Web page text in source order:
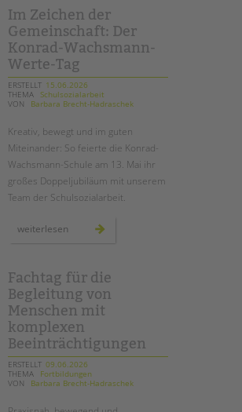
Seminarkalender
Seminarräume
STADTTEILARBEIT
PROFIL | LEITBILD
Kinder- und Jugendschutz
Unsere Videos
Gesellschafter VdK
schoolcoach BTL
Stellenangebote
tandem als Arbeitgeberin
NEWS/BLOG
unkuerzbar
Briefe an Kai
unser
tandem
btl
sommerfest
2026!
Im Zeichen der
Gemeinschaft: Der
Konrad-Wachsmann-
Werte-Tag
ERSTELLT 15.06.2026
THEMA Schulsozialarbeit
VON
Barbara Brecht-Hadraschek
Kreativ, bewegt und im guten
Miteinander: So feierte die Konrad-
Wachsmann-Schule am 13. Mai ihr
großes Doppeljubiläum mit unserem
Team der Schulsozialarbeit.
weiterlesen
zeichen
konrad-
wachsmann-
werte-
tag
Fachtag für die
Begleitung von
Menschen mit
komplexen
Beeinträchtigungen
ERSTELLT 09.06.2026
THEMA
Fortbildungen
VON
Barbara Brecht-Hadraschek